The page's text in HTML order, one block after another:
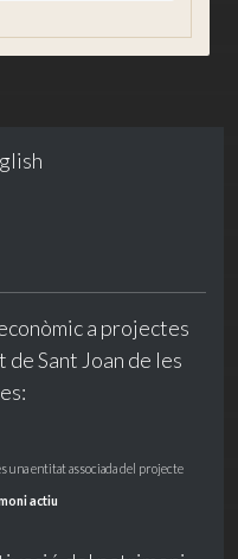
a projectes
Sant Joan de les
una entitat associada del projecte
actiu